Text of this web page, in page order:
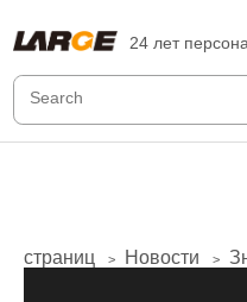
24 лет
страниц > Новости >